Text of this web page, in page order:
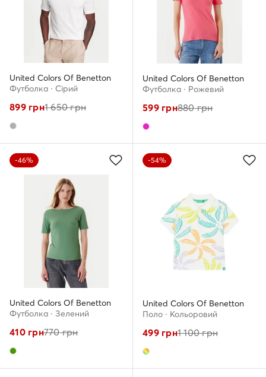
United Colors Of Benetton
Футболка · Сірий
899грн1 650грн
United Colors Of Benetton
Футболка · Рожевий
599грн880грн
-46%
United Colors Of Benetton
Футболка · Зелений
410грн770грн
-54%
United Colors Of Benetton
Поло · Кольоровий
499грн1 100грн